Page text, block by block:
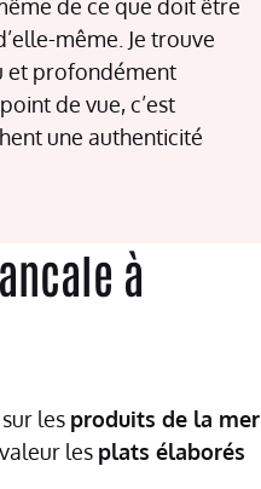
de ce que doit être
même. Je trouve
et profondément
de vue, c’est
une authenticité
à
les produits de la mer
les plats élaborés